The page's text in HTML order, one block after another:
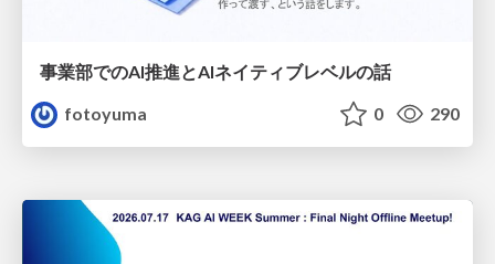
事業部でのAI推進とAIネイティブレベルの話
fotoyuma
0 290